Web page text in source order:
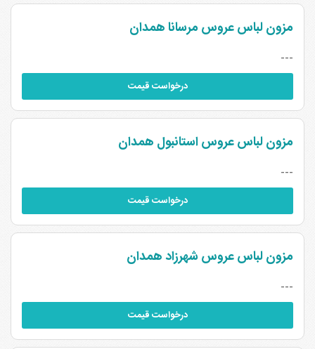
مزون لباس عروس مرسانا همدان
---
درخواست قیمت
مزون لباس عروس استانبول همدان
---
درخواست قیمت
مزون لباس عروس شهرزاد همدان
---
درخواست قیمت